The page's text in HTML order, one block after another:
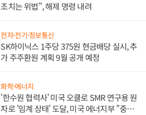
조치는 위법", 해제 명령 내려
전자·전기·정보통신
SK하이닉스 1주당 375원 현금배당 실시, 추
가 주주환원 계획 9월 공개 예정
화학·에너지
'한수원 협력사' 미국 오클로 SMR 연구용 원
자로 '임계 상태' 도달, 미국 에너지부 "중요